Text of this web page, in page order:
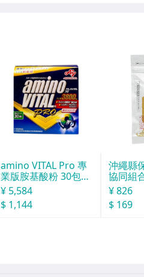
amino VITAL Pro 專
業版胺基酸粉 30包獨
立包裝
¥ 5,584
$ 1,144
沖繩縣
協同組
球酒豪
¥ 826
$ 169